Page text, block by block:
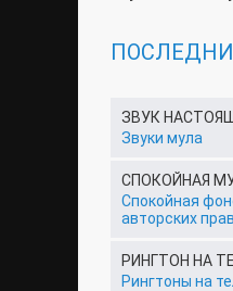
ЗВУК
Звуки мула
СПОКОЙНАЯ
Спокойная
авторских прав
РИНГТОН НА
Рингтоны на